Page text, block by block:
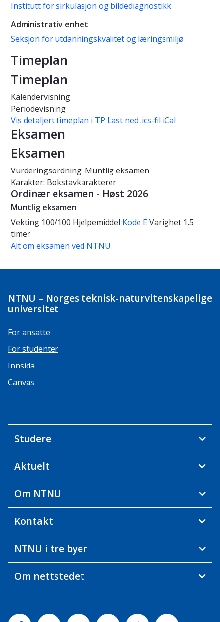
Institutt for sirkulasjon og bildediagnostikk
Administrativ enhet
Seksjon for utdanningskvalitet og læringsmiljø
Timeplan
Timeplan
Kalendervisning
Periodevisning
Vis detaljert timeplan i TP Last ned .ics-fil iCal
Eksamen
Eksamen
Vurderingsordning: Muntlig eksamen
Karakter: Bokstavkarakterer
Ordinær eksamen - Høst 2026
Muntlig eksamen
Vekting 100/100 Hjelpemiddel Kode EVarighet 1.5
timer
Alt om eksamen ved NTNU
NTNU – Norges teknisk-naturvitenskapelige
universitet
For ansatte
For studenter
Innsida
Canvas
Studere
Aktuelt
Om NTNU
Kontakt
NTNU i tre byer
Om nettstedet